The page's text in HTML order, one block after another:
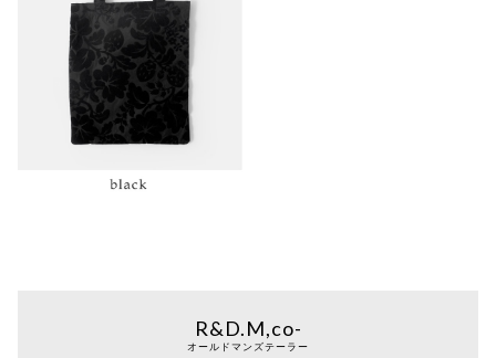
R&D.M,co-
オールドマンズテーラー